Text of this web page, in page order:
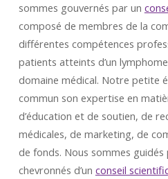
sommes gouvernés par un
composé de membres de la
différentes compétences
patients atteints d’un
domaine médical. Notre petite
commun son expertise en
d’éducation et de soutien, de
médicales, de marketing, de
de fonds. Nous sommes
chevronnés d’un conseil